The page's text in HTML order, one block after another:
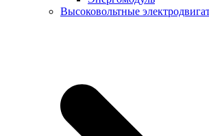
Высоковольтные